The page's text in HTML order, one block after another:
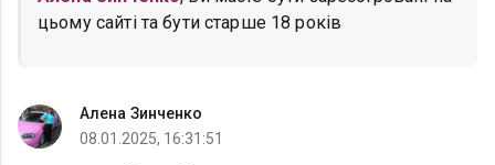
цьому сайті та бути старше 18 років
Алена Зинченко
08.01.2025, 16:31:51